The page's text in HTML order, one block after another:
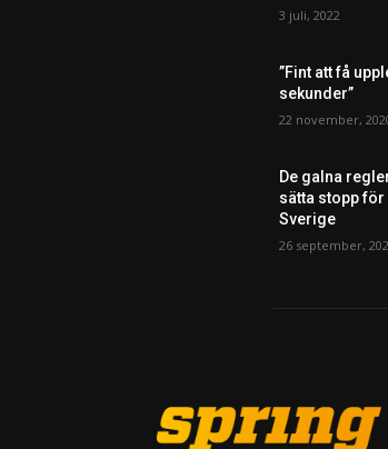
3 juli, 2022
”Fint att få
sekunder”
22 november,
De galna
sätta stopp
Sverige
26 september,